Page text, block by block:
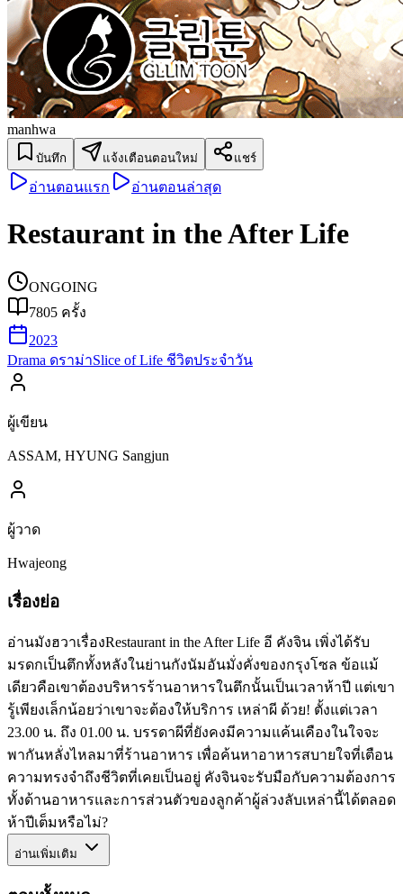
manhwa
บันทึก แจ้งเตือนตอนใหม่ แชร์
อ่านตอนแรก อ่านตอนล่าสุด
Restaurant in the After Life
ONGOING
7805 ครั้ง
2023
Drama ดราม่าSlice of Life ชีวิตประจำวัน
ผู้เขียน
ASSAM, HYUNG Sangjun
ผู้วาด
Hwajeong
เรื่องย่อ
อ่านมังฮวาเรื่องRestaurant in the After Life อี คังจิน เพิ่งได้รับ
มรดกเป็นตึกทั้งหลังในย่านกังนัมอันมั่งคั่งของกรุงโซล ข้อแม้
เดียวคือเขาต้องบริหารร้านอาหารในตึกนั้นเป็นเวลาห้าปี แต่เขา
รู้เพียงเล็กน้อยว่าเขาจะต้องให้บริการ เหล่าผี ด้วย! ตั้งแต่เวลา
23.00 น. ถึง 01.00 น. บรรดาผีที่ยังคงมีความแค้นเคืองในใจจะ
พากันหลั่งไหลมาที่ร้านอาหาร เพื่อค้นหาอาหารสบายใจที่เตือน
ความทรงจำถึงชีวิตที่เคยเป็นอยู่ คังจินจะรับมือกับความต้องการ
ทั้งด้านอาหารและการส่วนตัวของลูกค้าผู้ล่วงลับเหล่านี้ได้ตลอด
ห้าปีเต็มหรือไม่?
อ่านเพิ่มเติม